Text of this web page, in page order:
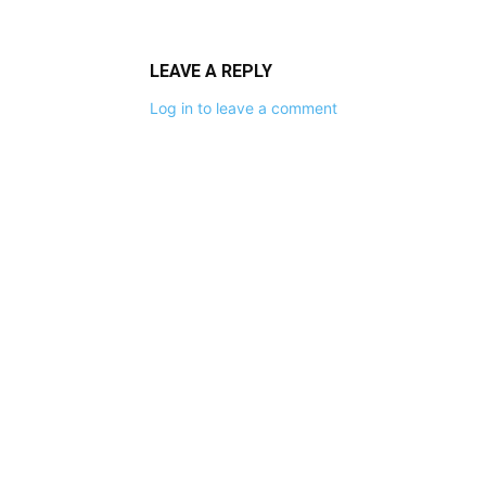
LEAVE A REPLY
Log in to leave a comment